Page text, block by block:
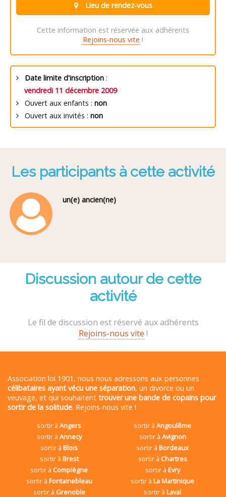
Lieu de rendez-vous
Cette information est réservée aux adhérents
Rejoins-nous vite !
Date limite d'inscription :
vendredi 11 décembre 2009
Ouvert aux enfants : non
Ouvert aux invités : non
Les participants à cette activité
un(e) ancien(ne)
Discussion autour de cette
activité
Le fil de discussion est réservé aux adhérents
Rejoins-nous vite !
Association loi 1901, nous nous adressons aux personnes
célibataires ayant vécu une séparation, un divorce ou un
veuvage, et qui souhaitent trouver une bande de copains pour
sortir de la solitude. Rejoins-nous vite !
sortir àAngers sortir àAngoulême
sortir à Annecy sortir à Avignon
sortir àBlois sortir àBordeaux
sortir à Brest sortir à Chartres
sortir à Compiègne sortir à Evry
sortir à Fontainebleau sortir àLa Martinique
sortir à Grenoble sortir àLaval